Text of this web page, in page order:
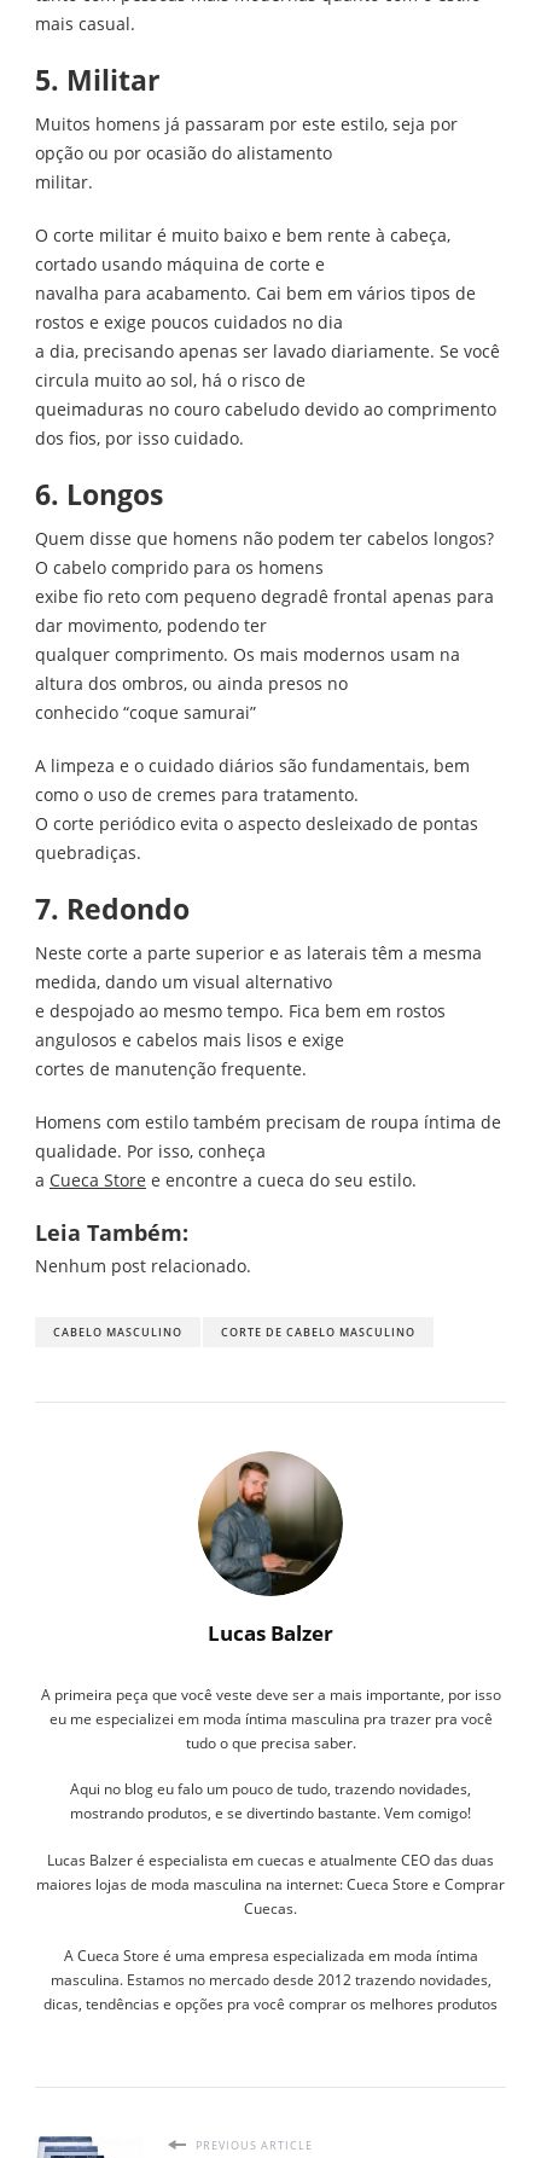
mais casual.
5. Militar
Muitos homens já passaram por este estilo, seja por
opção ou por ocasião do alistamento
militar.
O corte militar é muito baixo e bem rente à cabeça,
cortado usando máquina de corte e
navalha para acabamento. Cai bem em vários tipos de
rostos e exige poucos cuidados no dia
a dia, precisando apenas ser lavado diariamente. Se você
circula muito ao sol, há o risco de
queimaduras no couro cabeludo devido ao comprimento
dos fios, por isso cuidado.
6. Longos
Quem disse que homens não podem ter cabelos longos?
O cabelo comprido para os homens
exibe fio reto com pequeno degradê frontal apenas para
dar movimento, podendo ter
qualquer comprimento. Os mais modernos usam na
altura dos ombros, ou ainda presos no
conhecido “coque samurai”
A limpeza e o cuidado diários são fundamentais, bem
como o uso de cremes para tratamento.
O corte periódico evita o aspecto desleixado de pontas
quebradiças.
7. Redondo
Neste corte a parte superior e as laterais têm a mesma
medida, dando um visual alternativo
e despojado ao mesmo tempo. Fica bem em rostos
angulosos e cabelos mais lisos e exige
cortes de manutenção frequente.
Homens com estilo também precisam de roupa íntima de
qualidade. Por isso, conheça
a Cueca Store e encontre a cueca do seu estilo.
Leia Também:
Nenhum post relacionado.
CABELO MASCULINO CORTE DE CABELO MASCULINO
Lucas Balzer
A primeira peça que você veste deve ser a mais importante, por isso
eu me especializei em moda íntima masculina pra trazer pra você
tudo o que precisa saber.
Aqui no blog eu falo um pouco de tudo, trazendo novidades,
mostrando produtos, e se divertindo bastante. Vem comigo!
Lucas Balzer é especialista em cuecas e atualmente CEO das duas
maiores lojas de moda masculina na internet: Cueca Store e Comprar
Cuecas.
A Cueca Store é uma empresa especializada em moda íntima
masculina. Estamos no mercado desde 2012 trazendo novidades,
dicas, tendências e opções pra você comprar os melhores produtos
PREVIOUS ARTICLE